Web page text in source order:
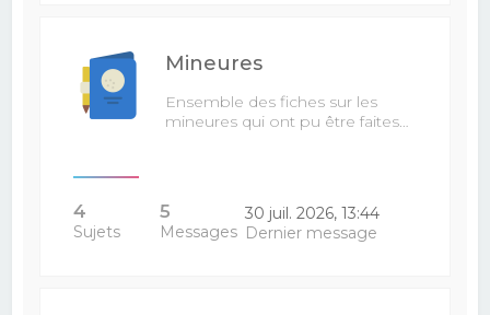
Mineures
Ensemble des fiches sur les
mineures qui ont pu être faites…
4
Sujets
5
Messages
30 juil. 2026, 13:44
Dernier message